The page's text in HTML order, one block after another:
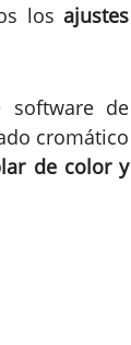
los ajustes
software de
cromático
de color y